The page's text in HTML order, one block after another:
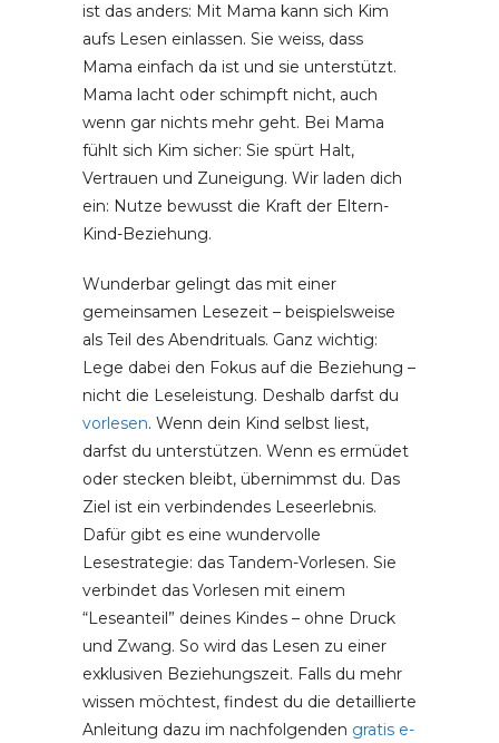
ist das anders: Mit Mama kann sich Kim
aufs Lesen einlassen. Sie weiss, dass
Mama einfach da ist und sie unterstützt.
Mama lacht oder schimpft nicht, auch
wenn gar nichts mehr geht. Bei Mama
fühlt sich Kim sicher: Sie spürt Halt,
Vertrauen und Zuneigung. Wir laden dich
ein: Nutze bewusst die Kraft der Eltern-
Kind-Beziehung.
Wunderbar gelingt das mit einer
gemeinsamen Lesezeit – beispielsweise
als Teil des Abendrituals. Ganz wichtig:
Lege dabei den Fokus auf die Beziehung –
nicht die Leseleistung. Deshalb darfst du
vorlesen. Wenn dein Kind selbst liest,
darfst du unterstützen. Wenn es ermüdet
oder stecken bleibt, übernimmst du. Das
Ziel ist ein verbindendes Leseerlebnis.
Dafür gibt es eine wundervolle
Lesestrategie: das Tandem-Vorlesen. Sie
verbindet das Vorlesen mit einem
“Leseanteil” deines Kindes – ohne Druck
und Zwang. So wird das Lesen zu einer
exklusiven Beziehungszeit. Falls du mehr
wissen möchtest, findest du die detaillierte
Anleitung dazu im nachfolgenden gratis e-